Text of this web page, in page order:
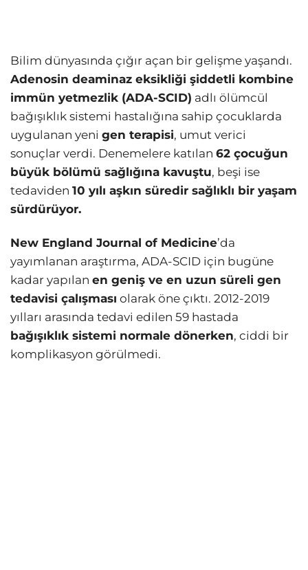
Bilim dünyasında çığır açan bir gelişme yaşandı.
Adenosin deaminaz eksikliği şiddetli kombine
immün yetmezlik (ADA-SCID) adlı ölümcül
bağışıklık sistemi hastalığına sahip çocuklarda
uygulanan yeni gen terapisi, umut verici
sonuçlar verdi. Denemelere katılan 62 çocuğun
büyük bölümü sağlığına kavuştu, beşi ise
tedaviden 10 yılı aşkın süredir sağlıklı bir yaşam
sürdürüyor.
New England Journal of Medicine’da
yayımlanan araştırma, ADA-SCID için bugüne
kadar yapılan en geniş ve en uzun süreli gen
tedavisi çalışması olarak öne çıktı. 2012-2019
yılları arasında tedavi edilen 59 hastada
bağışıklık sistemi normale dönerken, ciddi bir
komplikasyon görülmedi.